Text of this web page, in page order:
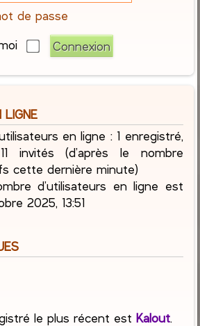
de passe
LIGNE
en ligne : 1 enregistré,
invités (d’après le nombre
cette dernière minute)
d’utilisateurs en ligne est
2025, 13:51
le plus récent estKalout.